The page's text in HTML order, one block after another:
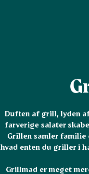
Duften af grill, lyden
farverige salater
Grillen samler
hvad enten du griller i
Grillmad er meget